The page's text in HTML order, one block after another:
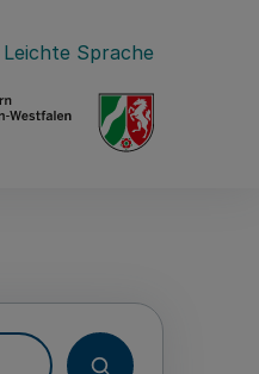
Leichte Sprache